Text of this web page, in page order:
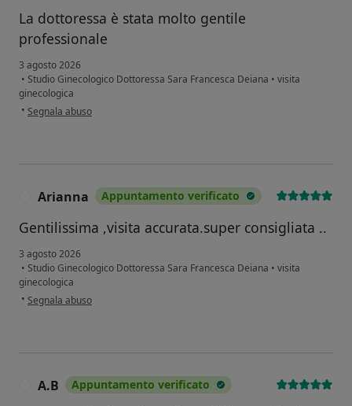
La dottoressa è stata molto gentile
professionale
3 agosto 2026
• Studio Ginecologico Dottoressa Sara Francesca Deiana • visita
ginecologica
• secondo l'opinione dell'utente Denise Angius
Segnala abuso
Arianna Appuntamento verificato
Gentilissima ,visita accurata.super consigliata ..
3 agosto 2026
• Studio Ginecologico Dottoressa Sara Francesca Deiana • visita
ginecologica
• secondo l'opinione dell'utente Arianna
Segnala abuso
A.B Appuntamento verificato